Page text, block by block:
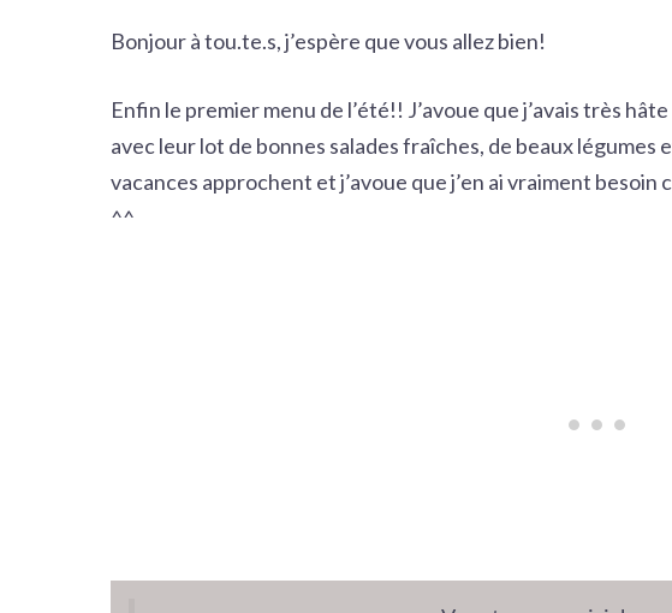
Bonjour à tou.te.s, j’espère que vous allez bien!
Enfin le premier menu de l’été!! J’avoue que j’avais très
avec leur lot de bonnes salades fraîches, de beaux légumes
vacances approchent et j’avoue que j’en ai vraiment
^^